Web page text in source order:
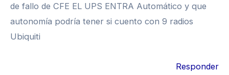
de fallo de CFE EL UPS ENTRA Automático y que
autonomía podría tener si cuento con 9 radios
Ubiquiti
Responder